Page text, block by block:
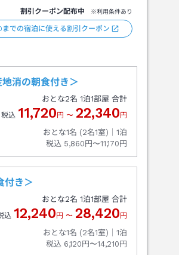
割引クーポン配布中 ※利用条件あり
での宿泊に使える割引クーポン
消の朝食付き＞
おとな2名 1泊1部屋 合計
税込 11,720 円 〜 22,340 円
おとな1名 (2名1室)｜ 1泊
税込 5,860円〜11,170円
付き＞
おとな2名 1泊1部屋 合計
込 12,240 円 〜 28,420 円
おとな1名 (2名1室)｜ 1泊
税込 6,120円〜14,210円